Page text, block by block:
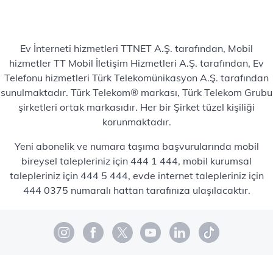
Ev İnterneti hizmetleri TTNET A.Ş. tarafından, Mobil
hizmetler TT Mobil İletişim Hizmetleri A.Ş. tarafından, Ev
Telefonu hizmetleri Türk Telekomünikasyon A.Ş. tarafından
sunulmaktadır. Türk Telekom® markası, Türk Telekom Grubu
şirketleri ortak markasıdır. Her bir Şirket tüzel kişiliği
korunmaktadır.
Yeni abonelik ve numara taşıma başvurularında mobil
bireysel talepleriniz için 444 1 444, mobil kurumsal
talepleriniz için 444 5 444, evde internet talepleriniz için
444 0375 numaralı hattan tarafınıza ulaşılacaktır.